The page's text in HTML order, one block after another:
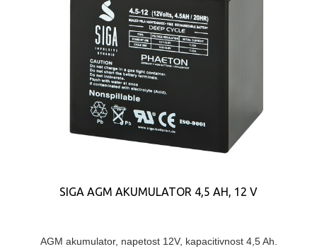
SIGA AGM AKUMULATOR 4,5 AH, 12 V
AGM akumulator, napetost 12V, kapacitivnost 4,5 Ah.